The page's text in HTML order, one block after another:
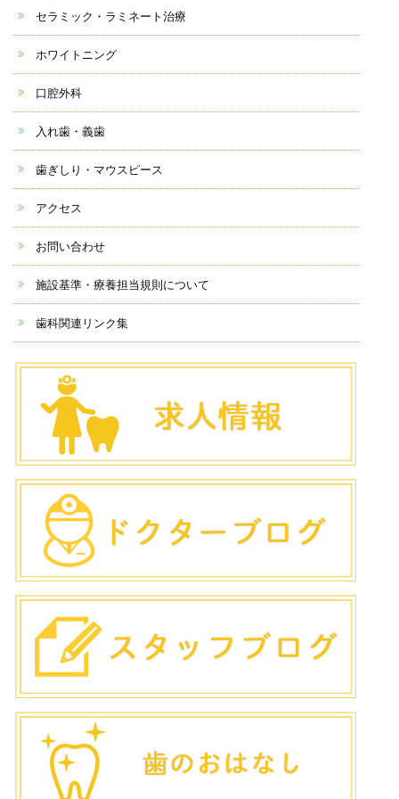
セラミック・ラミネート治療
ホワイトニング
口腔外科
入れ歯・義歯
歯ぎしり・マウスピース
アクセス
お問い合わせ
施設基準・療養担当規則について
歯科関連リンク集